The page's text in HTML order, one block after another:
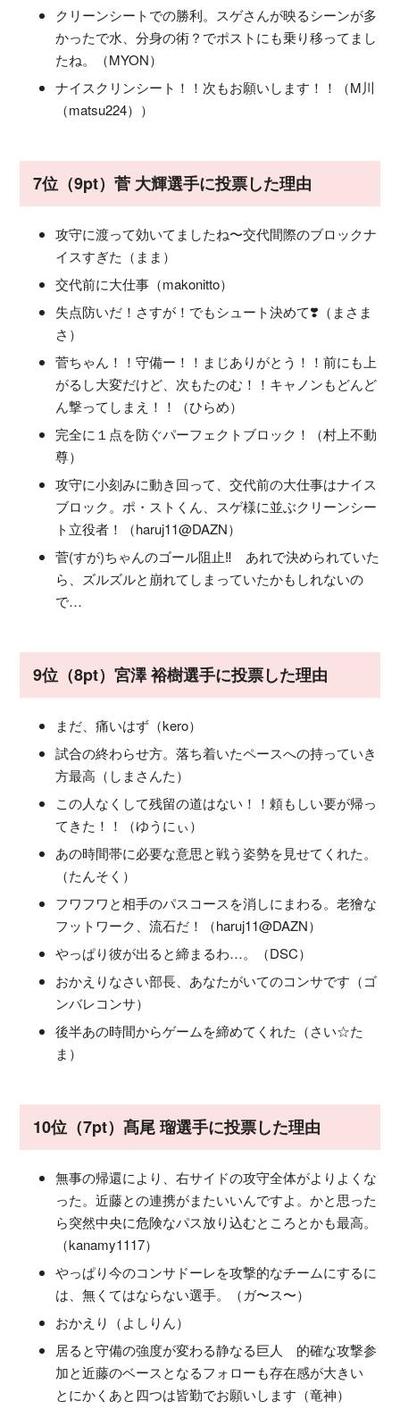
クリーンシートでの勝利。スゲさんが映るシーンが多
かったで水、分身の術？でポストにも乗り移ってまし
たね。（MYON）
ナイスクリンシート！！次もお願いします！！（M川
（matsu224））
7位（9pt）菅 大輝選手に投票した理由
攻守に渡って効いてましたね〜交代間際のブロックナ
イスすぎた（まま）
交代前に大仕事（makonitto）
失点防いだ！さすが！でもシュート決めて❣️（まさま
さ）
菅ちゃん！！守備ー！！まじありがとう！！前にも上
がるし大変だけど、次もたのむ！！キャノンもどんど
ん撃ってしまえ！！（ひらめ）
完全に１点を防ぐパーフェクトブロック！（村上不動
尊）
攻守に小刻みに動き回って、交代前の大仕事はナイス
ブロック。ポ・ストくん、スゲ様に並ぶクリーンシー
ト立役者！（haruj11@DAZN）
菅(すが)ちゃんのゴール阻止‼︎ あれで決められていた
ら、ズルズルと崩れてしまっていたかもしれないの
で…
9位（8pt）宮澤 裕樹選手に投票した理由
まだ、痛いはず（kero）
試合の終わらせ方。落ち着いたペースへの持っていき
方最高（しまさんた）
この人なくして残留の道はない！！頼もしい要が帰っ
てきた！！（ゆうにぃ）
あの時間帯に必要な意思と戦う姿勢を見せてくれた。
（たんそく）
フワフワと相手のパスコースを消しにまわる。老獪な
フットワーク、流石だ！（haruj11@DAZN）
やっぱり彼が出ると締まるわ…。（DSC）
おかえりなさい部長、あなたがいてのコンサです（ゴ
ンバレコンサ）
後半あの時間からゲームを締めてくれた（さい☆た
ま）
10位（7pt）髙尾 瑠選手に投票した理由
無事の帰還により、右サイドの攻守全体がよりよくな
った。近藤との連携がまたいいんですよ。かと思った
ら突然中央に危険なパス放り込むところとかも最高。
（kanamy1117）
やっぱり今のコンサドーレを攻撃的なチームにするに
は、無くてはならない選手。（ガ〜ス〜）
おかえり（よしりん）
居ると守備の強度が変わる静なる巨人 的確な攻撃参
加と近藤のベースとなるフォローも存在感が大きい
とにかくあと四つは皆勤でお願いします（竜神）